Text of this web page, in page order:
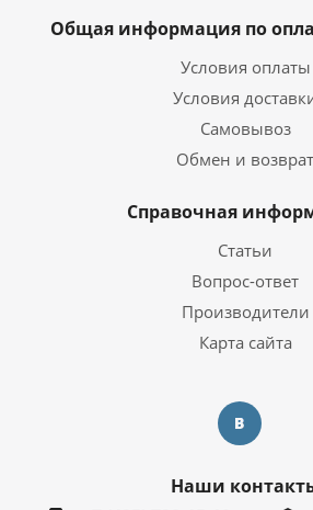
Общая информация по
Условия оплаты
Условия
Самовывоз
Обмен и возврат
Справочная
Статьи
Вопрос-ответ
Производители
Карта сайта
Наши